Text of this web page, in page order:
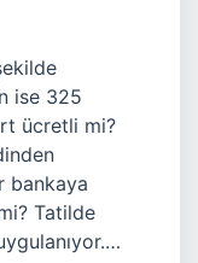
ise 325
ücretli mi?
bankaya
Tatilde